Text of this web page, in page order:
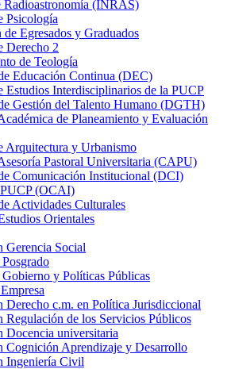
Radioastronomía (INRAS)
Psicología
Egresados y Graduados
Derecho 2
de Teología
Educación Continua (DEC)
Estudios Interdisciplinarios de la PUCP
Gestión del Talento Humano (DGTH)
de Planeamiento y Evaluación
Arquitectura y Urbanismo
Pastoral Universitaria (CAPU)
Comunicación Institucional (DCI)
(OCAI)
Actividades Culturales
Orientales
Gerencia Social
Gobierno y Políticas Públicas
Derecho c.m. en Política Jurisdiccional
Regulación de los Servicios Públicos
Docencia universitaria
Cognición Aprendizaje y Desarrollo
Ingeniería Civil